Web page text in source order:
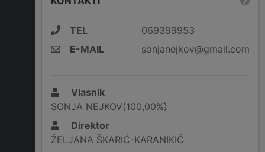
TEL
069399953
E-MAIL
sonjanejkov@gmail.com
Vlasnik
SONJA NEJKOV(100,00%)
Direktor
ŽELJANA ŠKARIĆ-KARANIKIĆ